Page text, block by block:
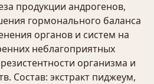
продукции андрогенов,
гормонального баланса
органов и систем на
неблагоприятных
организма и
Состав: экстракт пиджеум,